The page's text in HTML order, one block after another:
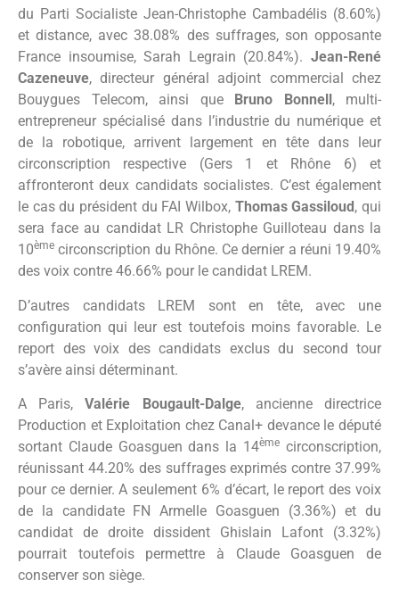
du Parti Socialiste Jean-Christophe Cambadélis (8.60%)
et distance, avec 38.08% des suffrages, son opposante
France insoumise, Sarah Legrain (20.84%). Jean-René
Cazeneuve, directeur général adjoint commercial chez
Bouygues Telecom, ainsi que
Bruno Bonnell , multi-
entrepreneur spécialisé dans l’industrie du numérique et
de la robotique, arrivent largement en tête dans leur
circonscription respective (Gers 1 et Rhône 6) et
affronteront deux candidats socialistes. C’est également
le cas du président du FAI Wilbox, Thomas Gassiloud , qui
sera face au candidat LR Christophe Guilloteau dans la
10ème circonscription du Rhône. Ce dernier a réuni 19.40%
des voix contre 46.66% pour le candidat LREM.
D’autres candidats LREM sont en tête, avec une
configuration qui leur est toutefois moins favorable. Le
report des voix des candidats exclus du second tour
s’avère ainsi déterminant.
A Paris,Valérie Bougault-Dalge, ancienne directrice
Production et Exploitation chez Canal+ devance le député
sortant Claude Goasguen dans la 14ème circonscription,
réunissant 44.20% des suffrages exprimés contre 37.99%
pour ce dernier. A seulement 6% d’écart, le report des voix
de la candidate FN Armelle Goasguen (3.36%) et du
candidat de droite dissident Ghislain Lafont (3.32%)
pourrait toutefois permettre à Claude Goasguen de
conserver son siège.